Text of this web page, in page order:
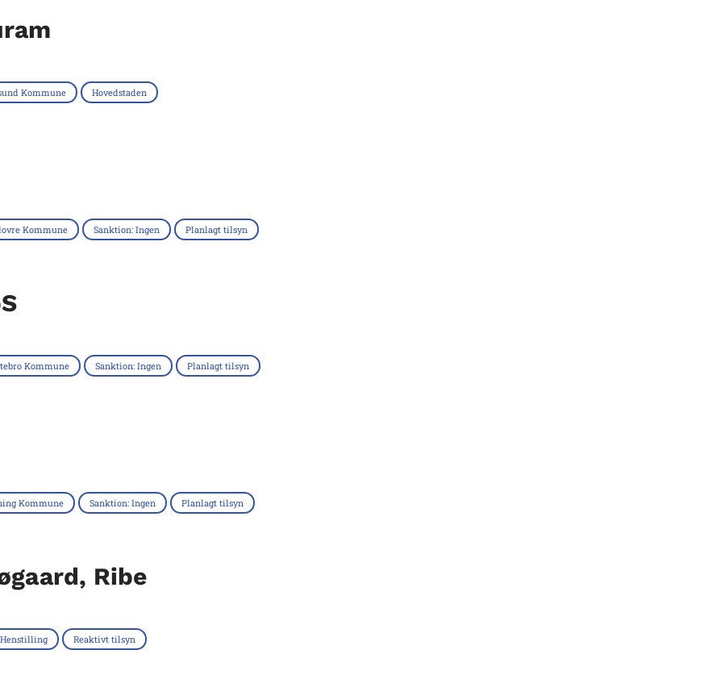
Kommune Hovedstaden
Kommune Sanktion: Ingen Planlagt tilsyn
Kommune Sanktion: Ingen Planlagt tilsyn
Kommune Sanktion: Ingen Planlagt tilsyn
Ribe
Henstilling Reaktivt tilsyn